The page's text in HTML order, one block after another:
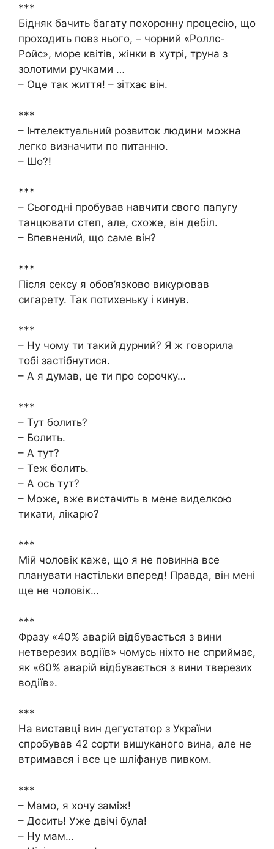
***
Бідняк бачить багату похоронну процесію, що
проходить повз нього, – чорний «Роллс-
Ройс», море квітів, жінки в хутрі, труна з
золотими ручками …
– Оце так життя! – зітхає він.
***
– Інтелектуальний розвиток людини можна
легко визначити по питанню.
– Шо?!
***
– Сьогодні пробував навчити свого папугу
танцювати степ, але, схоже, він дебіл.
– Впевнений, що саме він?
***
Після сексу я обов’язково викурював
сигарету. Так потихеньку і кинув.
***
– Ну чому ти такий дурний? Я ж говорила
тобі застібнутися.
– А я думав, це ти про сорочку…
***
– Тут болить?
– Болить.
– А тут?
– Теж болить.
– А ось тут?
– Може, вже вистачить в мене виделкою
тикати, лікарю?
***
Мій чоловік каже, що я не повинна все
планувати настільки вперед! Правда, він мені
ще не чоловік…
***
Фразу «40% аварій відбувається з вини
нетверезих водіїв» чомусь ніхто не сприймає,
як «60% аварій відбувається з вини тверезих
водіїв».
***
На виставці вин дегустатор з України
спробував 42 сорти вишуканого вина, але не
втримався і все це шліфанув пивком.
***
– Мамо, я хочу заміж!
– Досить! Уже двічі була!
– Ну мам…